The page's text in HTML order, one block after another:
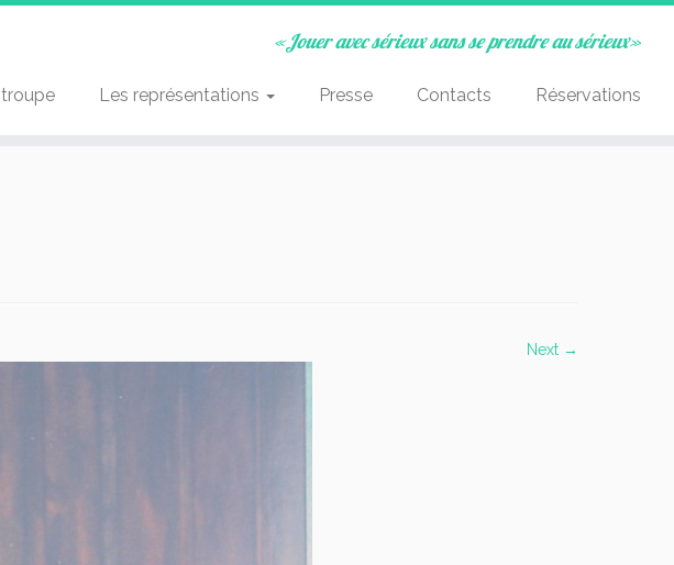
«Jouer avec sérieux sans se prendre au sérieux»
Les représentations Presse Contacts Réservations
Next →